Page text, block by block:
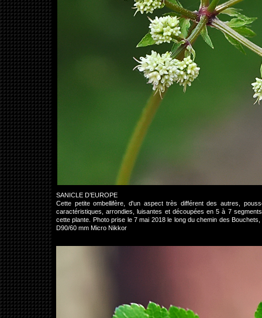
SANICLE D’EUROPE
Cette petite ombellifère, d'un aspect très différent des autres,
caractéristiques, arrondies, luisantes et découpées en 5 à 7
cette plante. Photo prise le 7 mai 2018 le long du chemin des
D90/60 mm Micro Nikkor